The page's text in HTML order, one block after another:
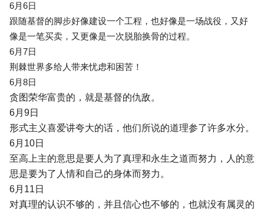
6月6日
跟随基督的脚步好像建设一个工程，也好像是一场战役，又好
像是一笔买卖，又更像是一次脱胎换骨的过程。
6月7日
荆棘世界多给人带来忧虑和困苦！
6月8日
贪图荣华富贵的，就是基督的仇敌。
6月9日
形式主义喜爱讲夸大的话，他们所说的道理参了许多水分。
6月10日
至高上主的意思是要人为了真理和永生之道而努力，人的意
思是要为了人情和自己的身体而努力。
6月11日
对真理的认识不够的，并且信心也不够的，也就没有属灵的